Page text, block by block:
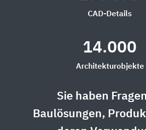
CAD-Details
14.000
Architekturobjekte
Sie haben
Baulösungen,